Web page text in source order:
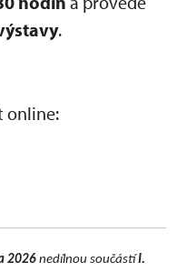
.
online:
2026nedílnou součástíI.